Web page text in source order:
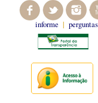
informe |